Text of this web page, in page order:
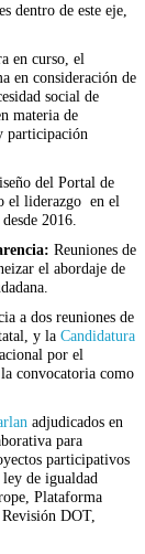
dentro de este eje,
en curso, el
en consideración de
social de
materia de
participación
del Portal de
el liderazgo en el
2016.
Reuniones de
el abordaje de
a dos reuniones de
y la Candidatura
por el
convocatoria como
adjudicados en
para
participativos
de igualdad
Plataforma
DOT,